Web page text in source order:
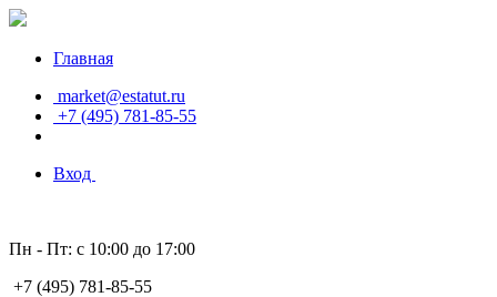
Главная
market@estatut.ru
+7 (495) 781-85-55
Вход
Пн - Пт: с 10:00 до 17:00
+7 (495) 781-85-55